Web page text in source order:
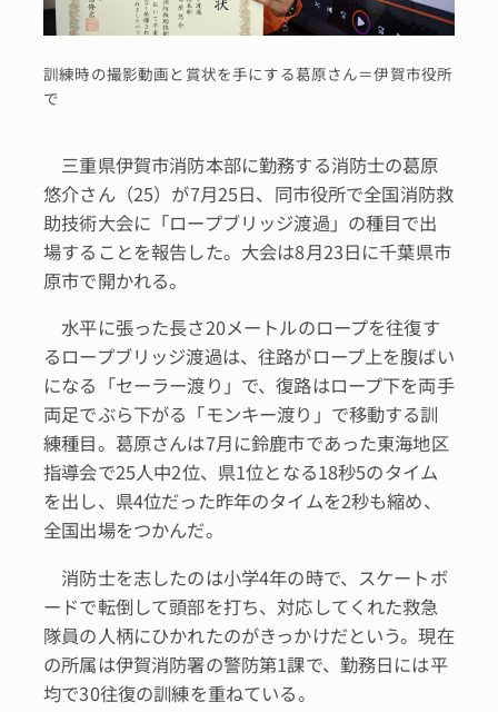
訓練時の撮影動画と賞状を手にする葛原さん＝伊賀市役所
で
三重県伊賀市消防本部に勤務する消防士の葛原
悠介さん（25）が7月25日、同市役所で全国消防救
助技術大会に「ロープブリッジ渡過」の種目で出
場することを報告した。大会は8月23日に千葉県市
原市で開かれる。
水平に張った長さ20メートルのロープを往復す
るロープブリッジ渡過は、往路がロープ上を腹ばい
になる「セーラー渡り」で、復路はロープ下を両手
両足でぶら下がる「モンキー渡り」で移動する訓
練種目。葛原さんは7月に鈴鹿市であった東海地区
指導会で25人中2位、県1位となる18秒5のタイム
を出し、県4位だった昨年のタイムを2秒も縮め、
全国出場をつかんだ。
消防士を志したのは小学4年の時で、スケートボ
ードで転倒して頭部を打ち、対応してくれた救急
隊員の人柄にひかれたのがきっかけだという。現在
の所属は伊賀消防署の警防第1課で、勤務日には平
均で30往復の訓練を重ねている。